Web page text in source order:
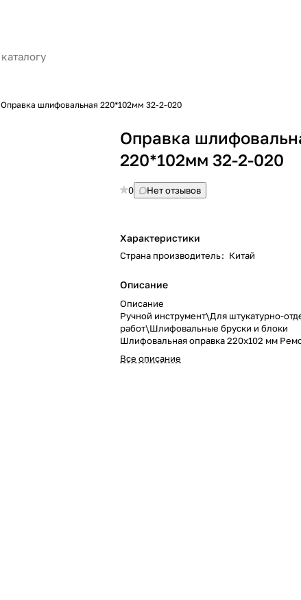
Оправка шлифовальная 220*102мм 32-2-020
Оправка
220*102мм 32-2-020
0 Нет отзывов
Характеристики
Страна производитель: Китай
Описание
Описание
Ручной инструмент\Для штукатурно-
работ\Шлифовальные бруски и блоки
Шлифовальная оправка 220x102 мм
простое и удобное в применении
шлифовки оштукатуренных стен,
Все описание